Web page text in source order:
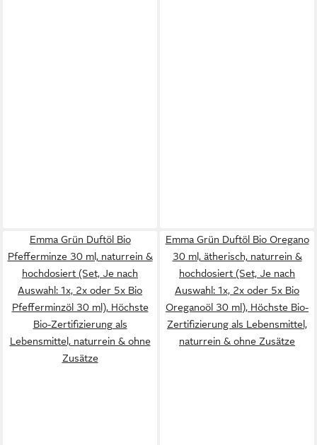
Emma Grün Duftöl Bio
Pfefferminze 30 ml, naturrein &
hochdosiert (Set, Je nach
Auswahl: 1x, 2x oder 5x Bio
Pfefferminzöl 30 ml), Höchste
Bio-Zertifizierung als
Lebensmittel, naturrein & ohne
Zusätze
Emma Grün Duftöl Bio Oregano
30 ml, ätherisch, naturrein &
hochdosiert (Set, Je nach
Auswahl: 1x, 2x oder 5x Bio
Oreganoöl 30 ml), Höchste Bio-
Zertifizierung als Lebensmittel,
naturrein & ohne Zusätze